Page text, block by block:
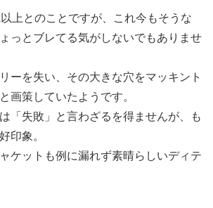
上とのことですが、これ今もそうな
っとブレてる気がしないでもありませ
ーを失い、その大きな穴をマッキント
画策していたようです。
「失敗」と言わざるを得ませんが、も
印象。
ケットも例に漏れず素晴らしいディテ